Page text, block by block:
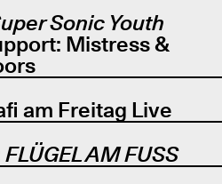
Sonic Youth
Mistress &
am Freitag Live
FLÜGEL AM FUSS